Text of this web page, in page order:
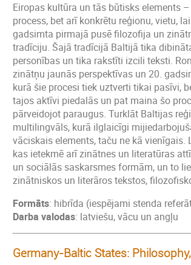
Eiropas kultūra un tās būtisks elements
process, bet arī konkrētu reģionu, vietu,
gadsimta pirmajā pusē filozofija un
tradīciju. Šajā tradīcijā Baltijā tika
personības un tika rakstīti izcili teksti.
zinātņu jaunās perspektīvas un 20.
kurā šie procesi tiek uztverti tikai pasīvi,
tajos aktīvi piedalās un pat maina šo
pārveidojot paraugus. Turklāt Baltijas
multilingvāls, kurā ilglaicīgi
vāciskais elements, taču ne kā
kas ietekmē arī zinātnes un literatūras
un sociālās saskarsmes formām, un to
zinātniskos un literāros tekstos,
Formāts: hibrīda (iespējami stenda
Darba valodas: latviešu, vācu un angļu
Germany-Baltic States: